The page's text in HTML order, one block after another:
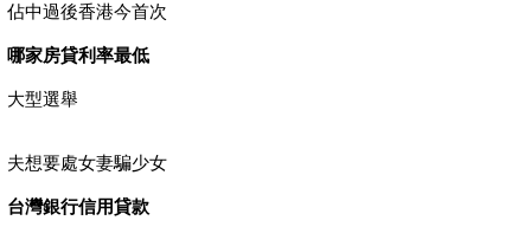
佔中過後香港今首次
哪家房貸利率最低
大型選舉
夫想要處女妻騙少女
台灣銀行信用貸款